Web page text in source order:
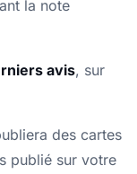
la note
avis, sur
des cartes
publié sur votre